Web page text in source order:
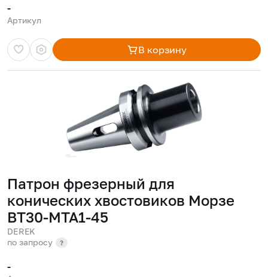
-
Артикул
В корзину
Патрон фрезерный для
конических хвостовиков Морзе
BT30-MTA1-45
DEREK
по запросу
?
-